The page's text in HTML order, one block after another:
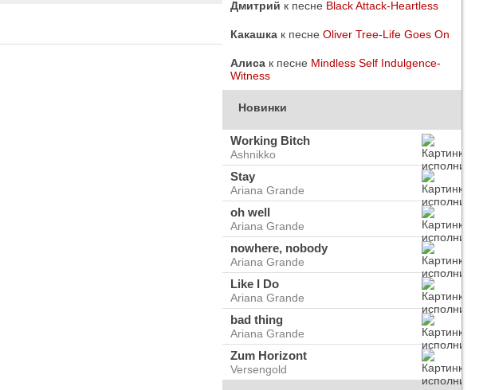
Дмитрий к песне Black Attack-Heartless
Какашка к песне Oliver Tree-Life Goes On
Алиса к песне Mindless Self Indulgence-
Witness
Новинки
Working Bitch
Ashnikko
Stay
Ariana Grande
oh well
Ariana Grande
nowhere, nobody
Ariana Grande
Like I Do
Ariana Grande
bad thing
Ariana Grande
Zum Horizont
Versengold